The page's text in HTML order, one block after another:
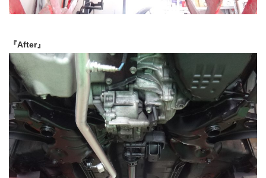
『After』